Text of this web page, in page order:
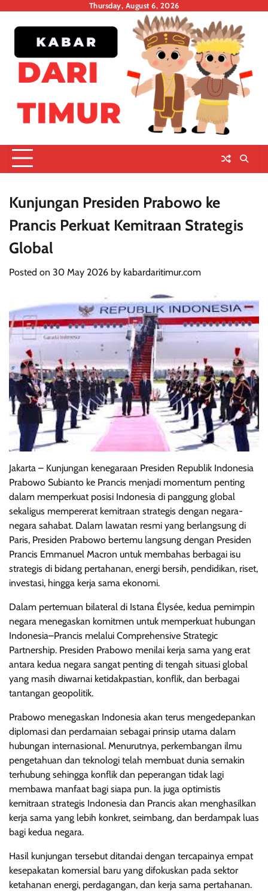
Thursday, August 6, 2026
Kunjungan Presiden Prabowo ke
Prancis Perkuat Kemitraan Strategis
Global
Posted on 30 May 2026 by kabardaritimur.com
Jakarta – Kunjungan kenegaraan Presiden Republik Indonesia
Prabowo Subianto ke Prancis menjadi momentum penting
dalam memperkuat posisi Indonesia di panggung global
sekaligus mempererat kemitraan strategis dengan negara-
negara sahabat. Dalam lawatan resmi yang berlangsung di
Paris, Presiden Prabowo bertemu langsung dengan Presiden
Prancis Emmanuel Macron untuk membahas berbagai isu
strategis di bidang pertahanan, energi bersih, pendidikan, riset,
investasi, hingga kerja sama ekonomi.
Dalam pertemuan bilateral di Istana Élysée, kedua pemimpin
negara menegaskan komitmen untuk memperkuat hubungan
Indonesia–Prancis melalui Comprehensive Strategic
Partnership. Presiden Prabowo menilai kerja sama yang erat
antara kedua negara sangat penting di tengah situasi global
yang masih diwarnai ketidakpastian, konflik, dan berbagai
tantangan geopolitik.
Prabowo menegaskan Indonesia akan terus mengedepankan
diplomasi dan perdamaian sebagai prinsip utama dalam
hubungan internasional. Menurutnya, perkembangan ilmu
pengetahuan dan teknologi telah membuat dunia semakin
terhubung sehingga konflik dan peperangan tidak lagi
membawa manfaat bagi siapa pun. Ia juga optimistis
kemitraan strategis Indonesia dan Prancis akan menghasilkan
kerja sama yang lebih konkret, seimbang, dan berdampak luas
bagi kedua negara.
Hasil kunjungan tersebut ditandai dengan tercapainya empat
kesepakatan komersial baru yang difokuskan pada sektor
ketahanan energi, perdagangan, dan kerja sama pertahanan.